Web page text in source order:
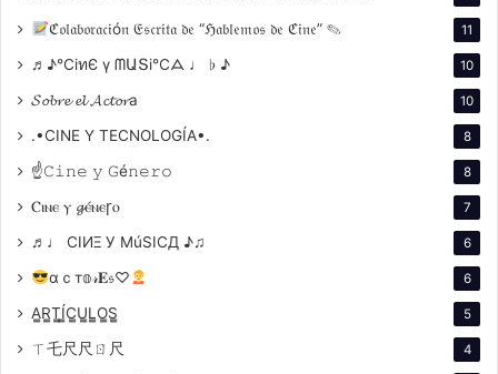
ℭ𝔬𝔩𝔞𝔟𝔬𝔯𝔞𝔠𝔦ó𝔫 𝔈𝔰𝔠𝔯𝔦𝔱𝔞 𝔡𝔢 “ℌ𝔞𝔟𝔩𝔢𝔪𝔬𝔰 𝔡𝔢 ℭ𝔦𝔫𝔢” ✎ 11
♬♪℃іทЄ ү ᗰԱՏі℃ᗋ ♩ ♭ ♪ 10
𝓢𝓸𝓫𝓻𝓮 𝓮𝓵 𝓐𝓬𝓽𝓸𝓻a 10
.•CINE Y TECNOLOGÍA•. 8
☝𝙲𝚒𝚗𝚎 𝚢 𝙶é𝚗𝚎𝚛𝚘 8
Ⲥⲓⲛⲉ ⲩ 𝓰ⲉ́ⲛⲉꞅⲟ 7
♬♩ CIИΞ У MúSICД ♪♫ 6
αｃт𝕠𝓇𝐄𝔰♡ 6
A̳R̳T̳Í̳C̳U̳L̳O̳S̳ 5
ㄒ乇尺尺ㄖ尺 4